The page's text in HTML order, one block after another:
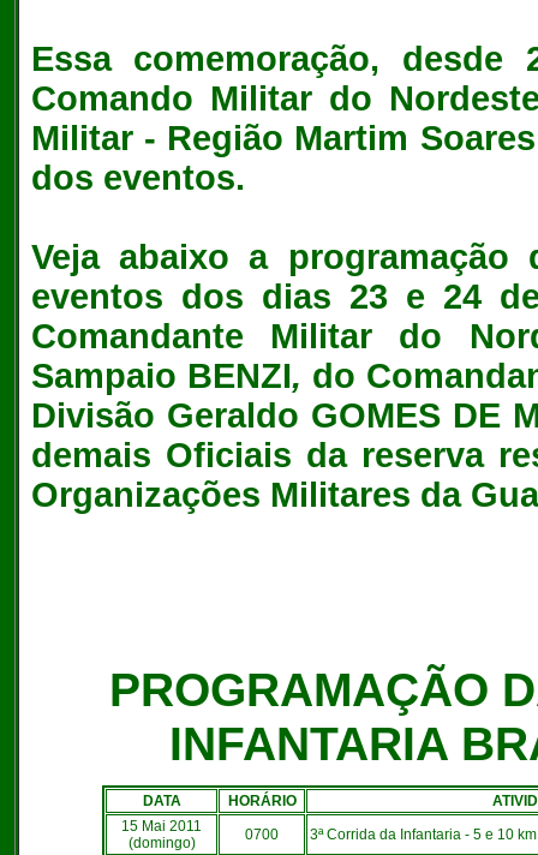
Essa comemoração, desde
Comando Militar do
Militar - Região Martim
dos eventos.
Veja abaixo a programação
eventos dos dias 23 e 24
Comandante Militar do
Sampaio BENZI, do
Divisão Geraldo GOMES DE
demais Oficiais da reserva
Organizações Militares da
PROGRAMAÇÃO
INFANTARIA
DATA HORÁRIO
15 Mai 2011
(domingo)
0700 3ª Corrida da Infantaria - 5 e 10 km